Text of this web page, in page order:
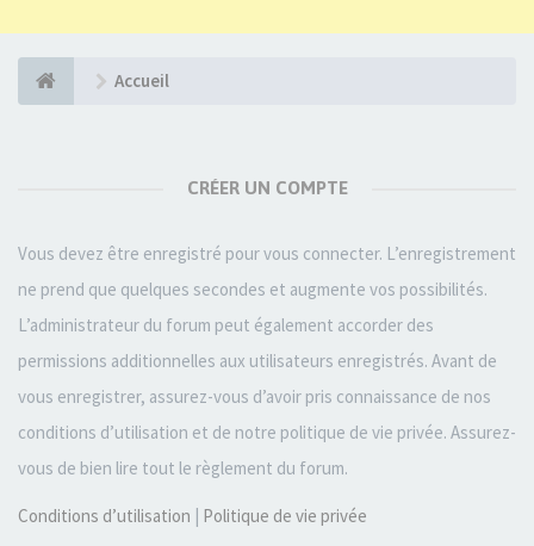
Accueil
CRÉER UN COMPTE
Vous devez être enregistré pour vous connecter. L’enregistrement
ne prend que quelques secondes et augmente vos possibilités.
L’administrateur du forum peut également accorder des
permissions additionnelles aux utilisateurs enregistrés. Avant de
vous enregistrer, assurez-vous d’avoir pris connaissance de nos
conditions d’utilisation et de notre politique de vie privée. Assurez-
vous de bien lire tout le règlement du forum.
Conditions d’utilisation | Politique de vie privée